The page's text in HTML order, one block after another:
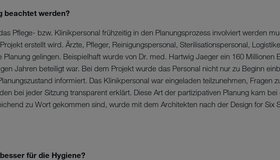
beachtet werden?
Pflege- bzw. Klinikpersonal frühzeitig in den Planungsprozess involviert werden
erstellt wird. Ärzte, Pfleger, Reinigungspersonal, Sterilisationspersonal,
gelingen. Beispielhaft wurde von Dr. med. Hartwig Jaeger ein 160 Millionen
Jahren beteiligt war. Bei dem Projekt wurde das Personal nicht nur zu Beginn
informiert. Das Klinikpersonal war eingeladen teilzunehmen, Fragen
bei jeder Sitzung transparent erklärt. Diese Art der partizipativen Planung kam
zu Wort gekommen sind, wurde mit dem Architekten nach der Design for Six
für die Hygiene?